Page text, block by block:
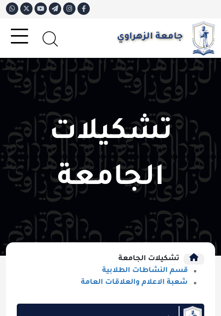
جامعة الزهراوي
تشكيلات
الجامعة
تشكيلات الجامعة
قسم النشاطات الطلابية
شعبة الاعلام والعلاقات العامة